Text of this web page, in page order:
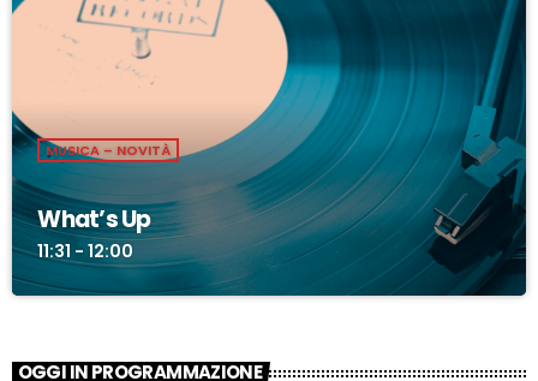
MUSICA – NOVITÀ
What’s Up
11:31 - 12:00
OGGI IN PROGRAMMAZIONE